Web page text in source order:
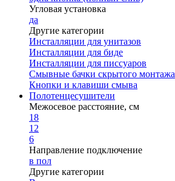
Угловая установка
да
Другие категории
Инсталляции для унитазов
Инсталляции для биде
Инсталляции для писсуаров
Смывные бачки скрытого монтажа
Кнопки и клавиши смыва
Полотенцесушители
Межосевое расстояние, см
18
12
6
Направление подключение
в пол
Другие категории